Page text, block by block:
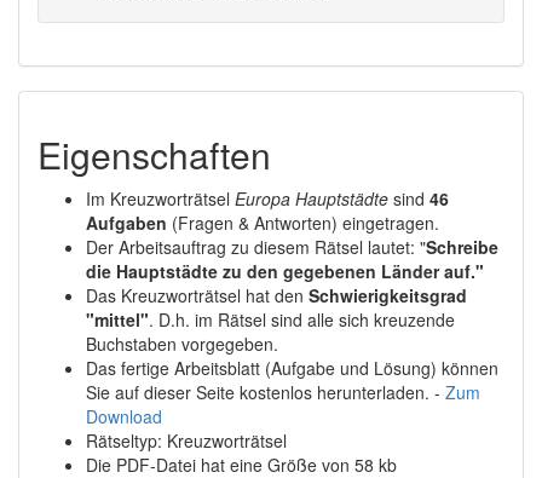
Eigenschaften
Im Kreuzworträtsel Europa Hauptstädte sind 46
Aufgaben (Fragen & Antworten) eingetragen.
Der Arbeitsauftrag zu diesem Rätsel lautet: "Schreibe
die Hauptstädte zu den gegebenen Länder auf."
Das Kreuzworträtsel hat den Schwierigkeitsgrad
"mittel". D.h. im Rätsel sind alle sich kreuzende
Buchstaben vorgegeben.
Das fertige Arbeitsblatt (Aufgabe und Lösung) können
Sie auf dieser Seite kostenlos herunterladen. - Zum
Download
Rätseltyp: Kreuzworträtsel
Die PDF-Datei hat eine Größe von 58 kb